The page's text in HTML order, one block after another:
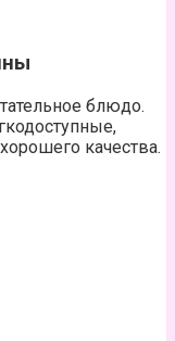
блюдо.
качества.